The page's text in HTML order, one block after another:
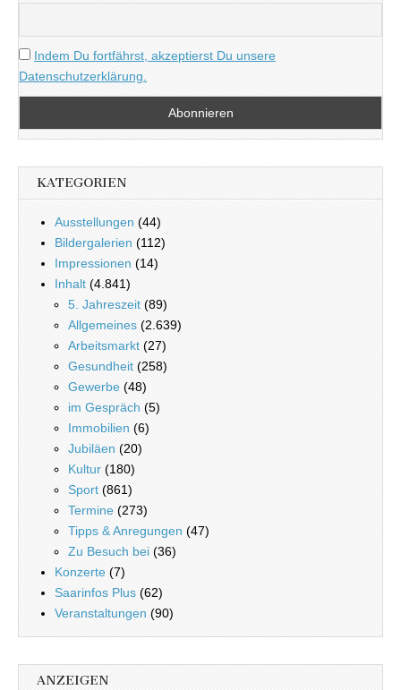
Indem Du fortfährst, akzeptierst Du unsere
Datenschutzerklärung.
KATEGORIEN
Ausstellungen (44)
Bildergalerien (112)
Impressionen (14)
Inhalt (4.841)
5. Jahreszeit (89)
Allgemeines (2.639)
Arbeitsmarkt (27)
Gesundheit (258)
Gewerbe (48)
im Gespräch (5)
Immobilien (6)
Jubiläen (20)
Kultur (180)
Sport (861)
Termine (273)
Tipps & Anregungen (47)
Zu Besuch bei (36)
Konzerte (7)
Saarinfos Plus (62)
Veranstaltungen (90)
ANZEIGEN